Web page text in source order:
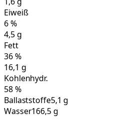
Eiweiß
6%
4,5g
Fett
36%
16,1 g
Kohlenhydr.
58%
Ballaststoffe5,1 g
Wasser166,5 g